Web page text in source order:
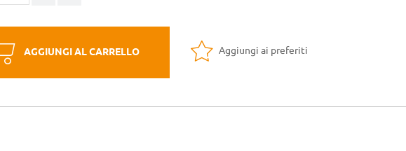
AGGIUNGI AL CARRELLO Aggiungi ai preferiti